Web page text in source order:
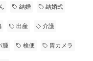
結婚 結婚式
出産 介護
腫 検便 胃カメラ